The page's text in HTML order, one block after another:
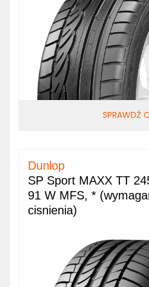
SPRAWDŹ
Dunlop
SP Sport MAXX TT
91 W MFS, *
cisnienia)